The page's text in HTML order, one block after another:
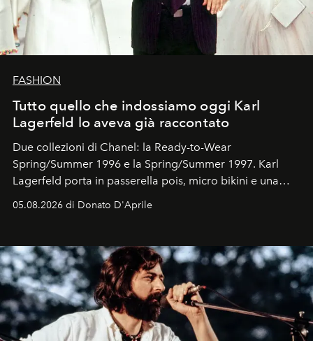
FASHION
Tutto quello che indossiamo oggi Karl
Lagerfeld lo aveva già raccontato
Due collezioni di Chanel: la Ready-to-Wear
Spring/Summer 1996 e la Spring/Summer 1997. Karl
Lagerfeld porta in passerella pois, micro bikini e una
Kate, Claudia e Carla una dietro l'altra. Trent'anni dopo,
uno dei documenti più contemporanei che abbiamo.
05.08.2026 di Donato D'Aprile